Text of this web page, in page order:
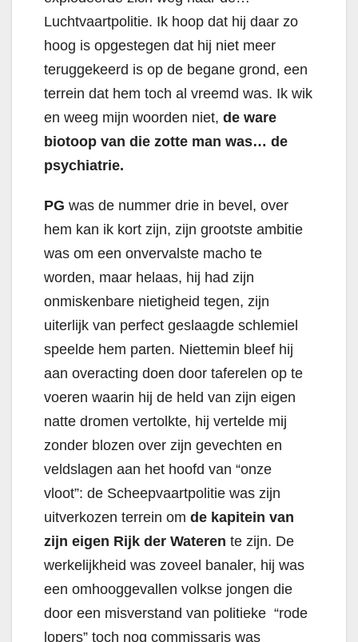
Luchtvaartpolitie. Ik hoop dat hij daar zo
hoog is opgestegen dat hij niet meer
teruggekeerd is op de begane grond, een
terrein dat hem toch al vreemd was. Ik wik
en weeg mijn woorden niet, de ware
biotoop van die zotte man was… de
psychiatrie.
PG was de nummer drie in bevel, over
hem kan ik kort zijn, zijn grootste ambitie
was om een onvervalste macho te
worden, maar helaas, hij had zijn
onmiskenbare nietigheid tegen, zijn
uiterlijk van perfect geslaagde schlemiel
speelde hem parten. Niettemin bleef hij
aan overacting doen door taferelen op te
voeren waarin hij de held van zijn eigen
natte dromen vertolkte, hij vertelde mij
zonder blozen over zijn gevechten en
veldslagen aan het hoofd van “onze
vloot”: de Scheepvaartpolitie was zijn
uitverkozen terrein om de kapitein van
zijn eigen Rijk der Wateren te zijn. De
werkelijkheid was zoveel banaler, hij was
een omhooggevallen volkse jongen die
door een misverstand van politieke “rode
lopers” toch nog commissaris was